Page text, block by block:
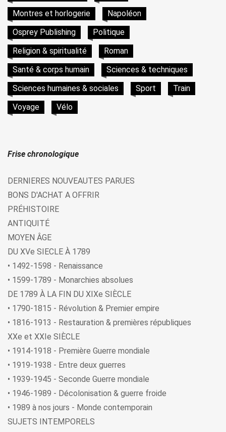
Montres et horlogerie
Napoléon
Osprey Publishing
Politique
Religion & spiritualité
Roman
Santé & corps humain
Sciences & techniques
Sciences humaines & sociales
Sport
Train
Voyage
Vélo
Frise chronologique
DERNIERES NOUVEAUTES PARUES
BONS D'ACHAT A OFFRIR
PRÉHISTOIRE
ANTIQUITÉ
MOYEN ÂGE
DU XVe SIECLE À 1789
• 1492-1598 - Renaissance
• 1599-1789 - Monarchies absolues
DE 1789 À LA FIN DU XIXe SIÈCLE
• 1790-1815 - Révolution & Premier empire
• 1816-1913 - Restauration & premières républiques
XXe et XXIe SIÈCLE
• 1914-1918 - Première Guerre mondiale
• 1919-1938 - Entre deux guerres
• 1939-1945 - Seconde Guerre mondiale
• 1946-1989 - Décolonisation & guerre froide
• 1989 à nos jours - Monde contemporain
SUJETS INTEMPORELS